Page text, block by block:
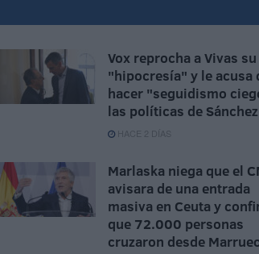
Vox reprocha a Vivas su
"hipocresía" y le acusa
hacer "seguidismo
las políticas de Sánchez
HACE 2 DÍAS
Marlaska niega que el
avisara de una entrada
masiva en Ceuta y
que 72.000 personas
cruzaron desde